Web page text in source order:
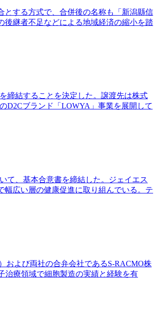
とする方式で、合併後の名称も「新潟縣信
後継者不足などによる地域経済の縮小を踏
締結することを決定した。譲渡先は株式
D2Cブランド「LOWYA」事業を展開して
て、基本合意書を締結した。ジェイエス
広い層の健康促進に取り組んでいる。テ
および両社の合弁会社であるS-RACMO株
治療領域で細胞製造の実績と経験を有